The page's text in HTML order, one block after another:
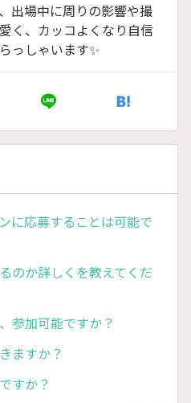
出場中に周りの影響や撮
く、カッコよくなり自信
っしゃいます✨
に応募することは可能で
のか詳しくを教えてくだ
参加可能ですか？
ますか？
すか？